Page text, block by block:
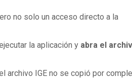
no solo un acceso directo a la
la aplicación y abra el
archivo IGE no se copió por